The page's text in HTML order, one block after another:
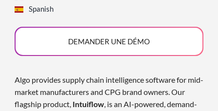
Spanish
DEMANDER UNE DÉMO
Algo provides supply chain intelligence software for mid-
market manufacturers and CPG brand owners. Our
flagship product, Intuiflow, is an AI-powered, demand-